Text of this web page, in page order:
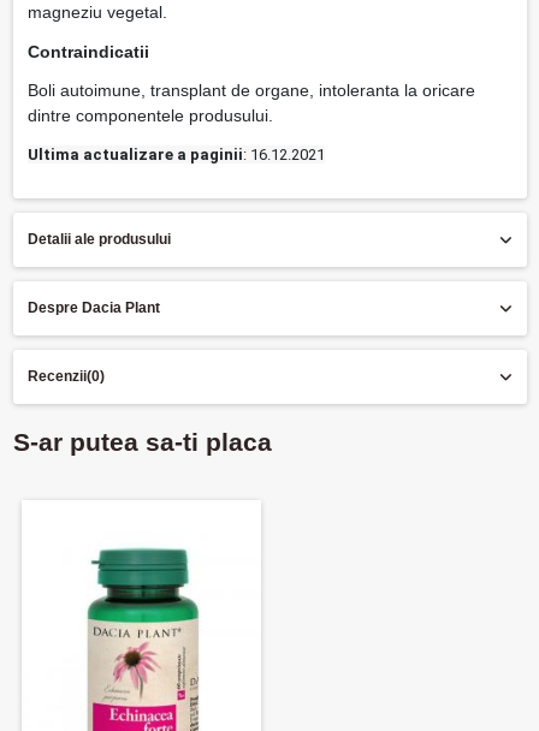
magneziu vegetal.
Contraindicatii
Boli autoimune, transplant de organe, intoleranta la oricare
dintre componentele produsului.
Ultima actualizare a paginii: 16.12.2021
Detalii ale produsului
Despre Dacia Plant
Recenzii(0)
S-ar putea sa-ti placa